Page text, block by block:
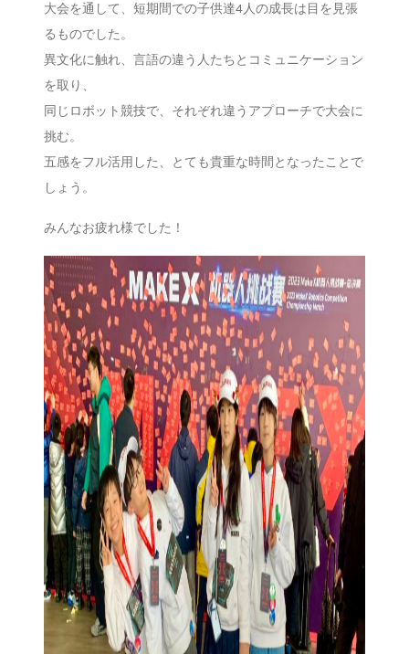
大会を通して、短期間での子供達4人の成長は目を見張
るものでした。
異文化に触れ、言語の違う人たちとコミュニケーション
を取り、
同じロボット競技で、それぞれ違うアプローチで大会に
挑む。
五感をフル活用した、とても貴重な時間となったことで
しょう。
みんなお疲れ様でした！